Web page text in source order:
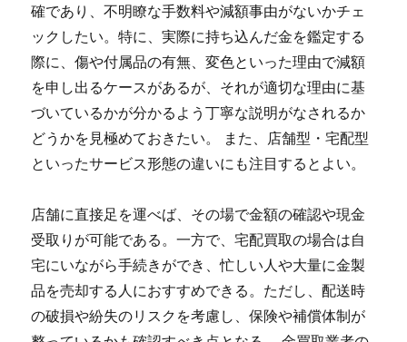
確であり、不明瞭な手数料や減額事由がないかチェ
ックしたい。特に、実際に持ち込んだ金を鑑定する
際に、傷や付属品の有無、変色といった理由で減額
を申し出るケースがあるが、それが適切な理由に基
づいているかが分かるよう丁寧な説明がなされるか
どうかを見極めておきたい。 また、店舗型・宅配型
といったサービス形態の違いにも注目するとよい。
店舗に直接足を運べば、その場で金額の確認や現金
受取りが可能である。一方で、宅配買取の場合は自
宅にいながら手続きができ、忙しい人や大量に金製
品を売却する人におすすめできる。ただし、配送時
の破損や紛失のリスクを考慮し、保険や補償体制が